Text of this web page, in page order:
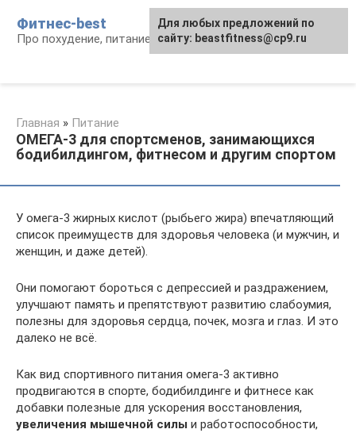
контенту
Фитнес-best
Про похудение, питание и фитнес
Главная » Питание
ОМЕГА-3 для спортсменов, занимающихся
бодибилдингом, фитнесом и другим спортом
У омега-3 жирных кислот (рыбьего жира) впечатляющий
список преимуществ для здоровья человека (и мужчин, и
женщин, и даже детей).
Они помогают бороться с депрессией и раздражением,
улучшают память и препятствуют развитию слабоумия,
полезны для здоровья сердца, почек, мозга и глаз. И это
далеко не всё.
Как вид спортивного питания омега-3 активно
продвигаются в спорте, бодибилдинге и фитнесе как
добавки полезные для ускорения восстановления,
увеличения мышечной силы и работоспособности,
Для любых предложений по
сайту: beastfitness@cp9.ru